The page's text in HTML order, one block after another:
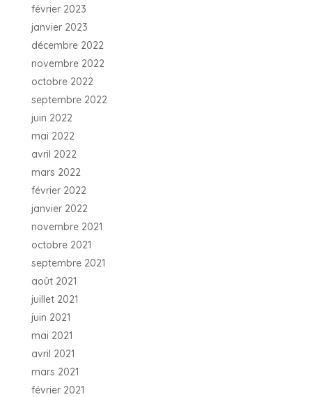
février 2023
janvier 2023
décembre 2022
novembre 2022
octobre 2022
septembre 2022
juin 2022
mai 2022
avril 2022
mars 2022
février 2022
janvier 2022
novembre 2021
octobre 2021
septembre 2021
août 2021
juillet 2021
juin 2021
mai 2021
avril 2021
mars 2021
février 2021